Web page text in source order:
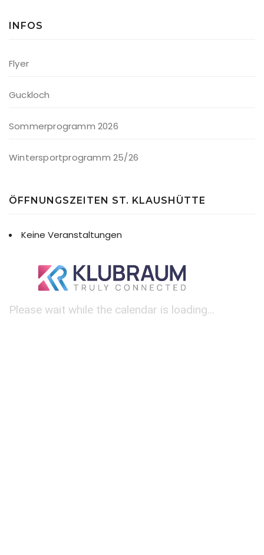
INFOS
Flyer
Guckloch
Sommerprogramm 2026
Wintersportprogramm 25/26
ÖFFNUNGSZEITEN ST. KLAUSHÜTTE
Keine Veranstaltungen